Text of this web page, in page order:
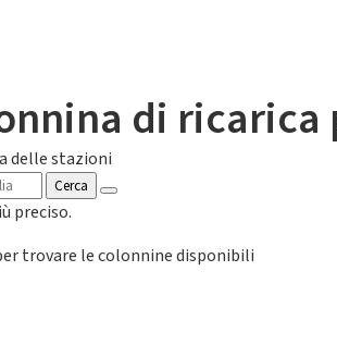
di ricarica
delle stazioni
Cerca
preciso.
trovare le colonnine disponibili